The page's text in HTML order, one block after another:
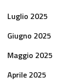
Luglio 2025
Giugno 2025
Maggio 2025
Aprile 2025